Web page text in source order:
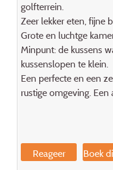
golfterrein.
Zeer lekker eten, fijne
Grote en luchtge
Minpunt: de kussens
kussenslopen te klein.
Een perfecte en een
rustige omgeving. Een
Reageer Boek